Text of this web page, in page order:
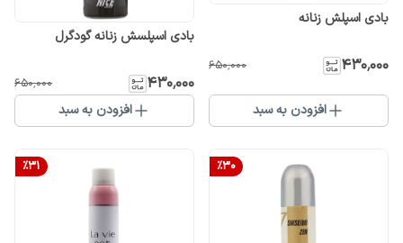
بادی اسپلش زنانه
۴۳۰٬۰۰۰ ۶۵۰٬۰۰۰
افزودن به سبد
بادی اسپلسش زنانه گودگرل
۴۳۰٬۰۰۰ ۶۵۰٬۰۰۰
افزودن به سبد
%30
%31